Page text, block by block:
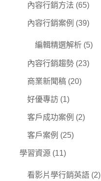
內容行銷方法 (65)
內容行銷案例 (39)
編輯精選解析 (5)
內容行銷趨勢 (23)
商業新聞稿 (20)
好優專訪 (1)
客戶成功案例 (2)
客戶案例 (25)
學習資源 (11)
看影片學行銷英語 (2)